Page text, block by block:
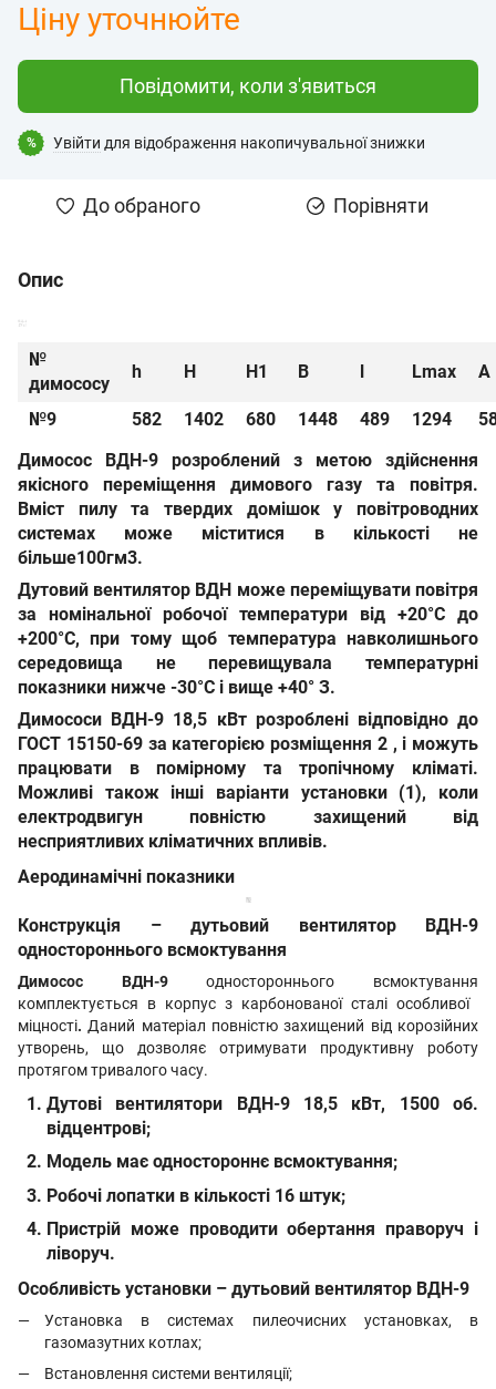
Ціну уточнюйте
Повідомити, коли з'явиться
% Увійти для відображення накопичувальної знижки
До обраного Порівняти
Опис
№
димососу
h H H1 B l Lmax A
№9 582 1402 680 1448 489 1294
Димосос ВДН-9 розроблений з метою здійснення
якісного переміщення димового газу та повітря.
Вміст пилу та твердих домішок у повітроводних
системах може міститися в кількості не
більше100гм3.
Дутовий вентилятор ВДН може переміщувати повітря
за номінальної робочої температури від +20°С до
+200°С, при тому щоб температура навколишнього
середовища не перевищувала температурні
показники нижче -30°С і вище +40° З.
Димососи ВДН-9 18,5 кВт розроблені відповідно до
ГОСТ 15150-69за категорією розміщення 2, і можуть
працювати в помірному та тропічному кліматі.
Можливі також інші варіанти установки (1), коли
електродвигун повністю захищений від
несприятливих кліматичних впливів.
Аеродинамічні показники
Конструкція – дутьовий вентилятор ВДН-9
одностороннього всмоктування
Димосос ВДН-9одностороннього всмоктування
комплектується в корпус з карбонованої сталі особливої ​​
міцності. Даний матеріал повністю захищений від корозійних
утворень, що дозволяє отримувати продуктивну роботу
протягом тривалого часу.
Дутові вентилятори ВДН-9 18,5 кВт, 1500 об.
відцентрові;
Модель має одностороннє всмоктування;
Робочі лопатки в кількості 16 штук;
Пристрій може проводити обертання праворуч і
ліворуч.
Особливість установки – дутьовий вентилятор ВДН-9
Установка в системах пилеочисних установках, в
газомазутних котлах;
Встановлення системи вентиляції;